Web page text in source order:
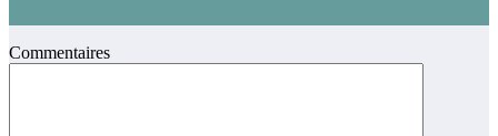
Commentaires